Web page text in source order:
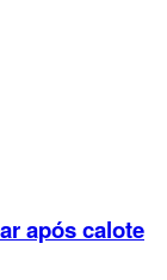
após calote